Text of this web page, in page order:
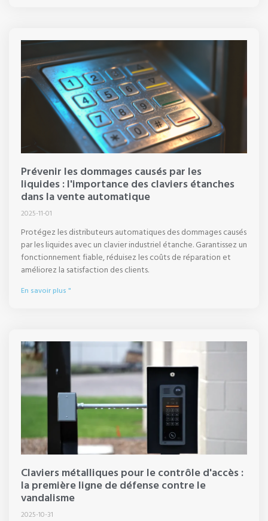
Prévenir les dommages causés par les
liquides : l'importance des claviers étanches
dans la vente automatique
2025-11-01
Protégez les distributeurs automatiques des dommages causés
par les liquides avec un clavier industriel étanche. Garantissez un
fonctionnement fiable, réduisez les coûts de réparation et
améliorez la satisfaction des clients.
En savoir plus "
Claviers métalliques pour le contrôle d'accès :
la première ligne de défense contre le
vandalisme
2025-10-31